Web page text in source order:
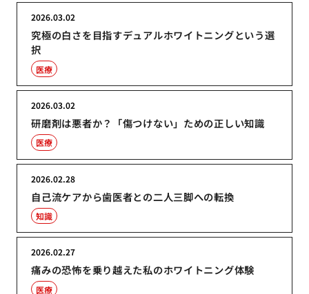
究極の白さを目指すデュアルホワイトニングという選
択
2026.03.02
医療
研磨剤は悪者か？「傷つけない」ための正しい知識
2026.03.02
医療
自己流ケアから歯医者との二人三脚への転換
2026.02.28
知識
痛みの恐怖を乗り越えた私のホワイトニング体験
2026.02.27
医療